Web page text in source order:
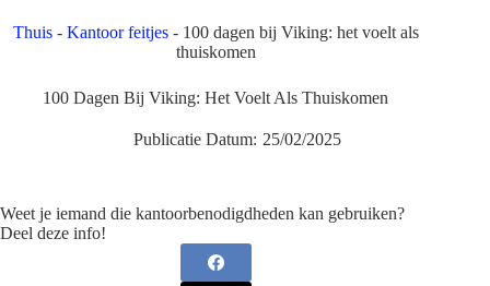
Thuis- Kantoor feitjes- 100 dagen bij Viking: het voelt als
thuiskomen
100 Dagen Bij Viking: Het Voelt Als Thuiskomen
Publicatie Datum: 25/02/2025
Weet je iemand die kantoorbenodigdheden kan gebruiken?
Deel deze info!